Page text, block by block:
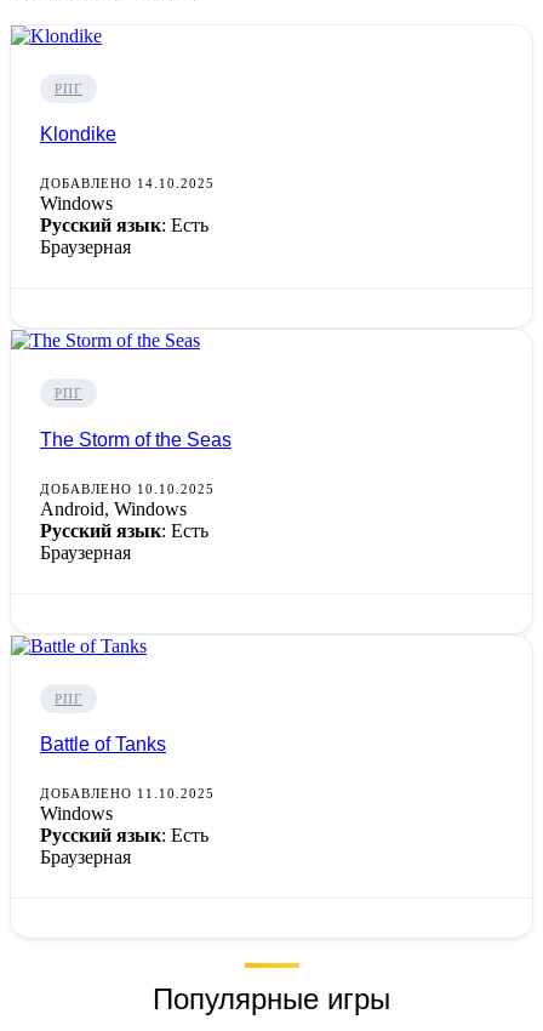
РПГ
Klondike
ДОБАВЛЕНО 14.10.2025
Windows
Русский язык: Есть
Браузерная
РПГ
The Storm of the Seas
ДОБАВЛЕНО 10.10.2025
Android, Windows
Русский язык: Есть
Браузерная
РПГ
Battle of Tanks
ДОБАВЛЕНО 11.10.2025
Windows
Русский язык: Есть
Браузерная
Популярные игры